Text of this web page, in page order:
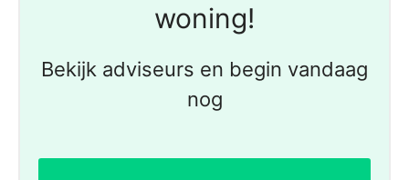
woning!
Bekijk adviseurs en begin vandaag
nog